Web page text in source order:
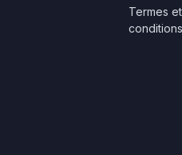
Termes et
conditions